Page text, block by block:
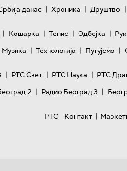
данас | Хроника | Друштво |
| Кошарка | Тенис | Одбојка |
Музика | Технологијa | Путујемо |
| РТС Свет | РТС Наука | РТС
2 | Радио Београд 3 |
РТС
Контакт |